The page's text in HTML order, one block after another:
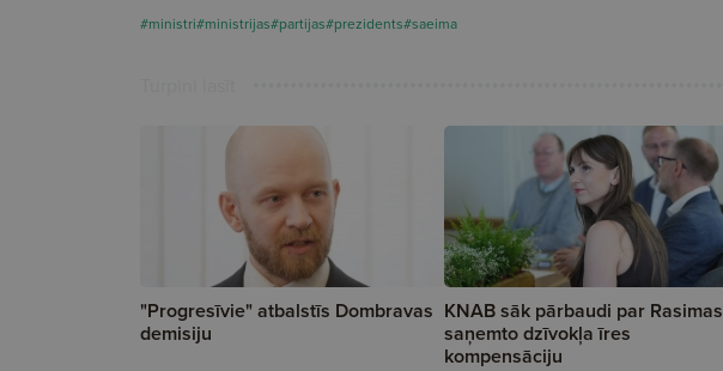
#ministri#ministrijas#partijas#prezidents#saeima
"Progresīvie" atbalstīs Dombravas
demisiju
KNAB sāk pārbaudi par Rasimas
saņemto dzīvokļa īres
kompensāciju